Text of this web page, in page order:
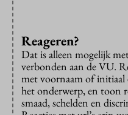
Reageren?
Dat is alleen mogelijk
verbonden aan de VU.
met voornaam of
het onderwerp, en toon
smaad, schelden en